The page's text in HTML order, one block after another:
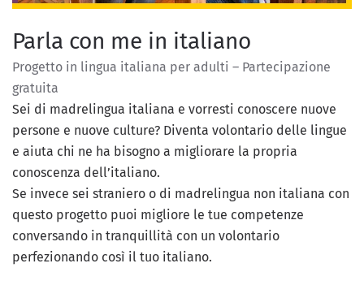
Parla con me in italiano
Progetto in lingua italiana per adulti – Partecipazione
gratuita
Sei di madrelingua italiana e vorresti conoscere nuove
persone e nuove culture? Diventa volontario delle lingue
e aiuta chi ne ha bisogno a migliorare la propria
conoscenza dell’italiano.
Se invece sei straniero o di madrelingua non italiana con
questo progetto puoi migliore le tue competenze
conversando in tranquillità con un volontario
perfezionando così il tuo italiano.